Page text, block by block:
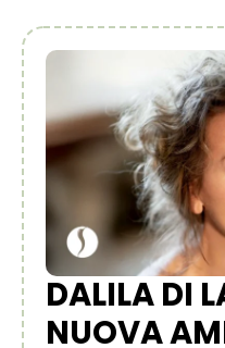
DALILA DI
NUOVA